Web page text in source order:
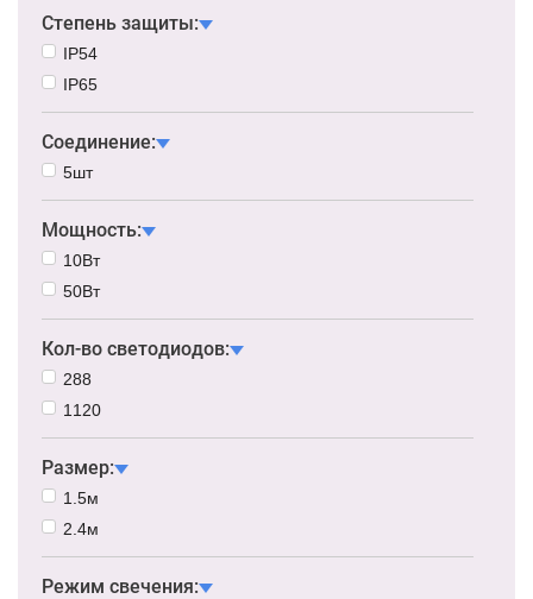
Степень защиты:
IP54
IP65
Соединение:
5шт
Мощность:
10Вт
50Вт
Кол-во светодиодов:
288
1120
Размер:
1.5м
2.4м
Режим свечения: